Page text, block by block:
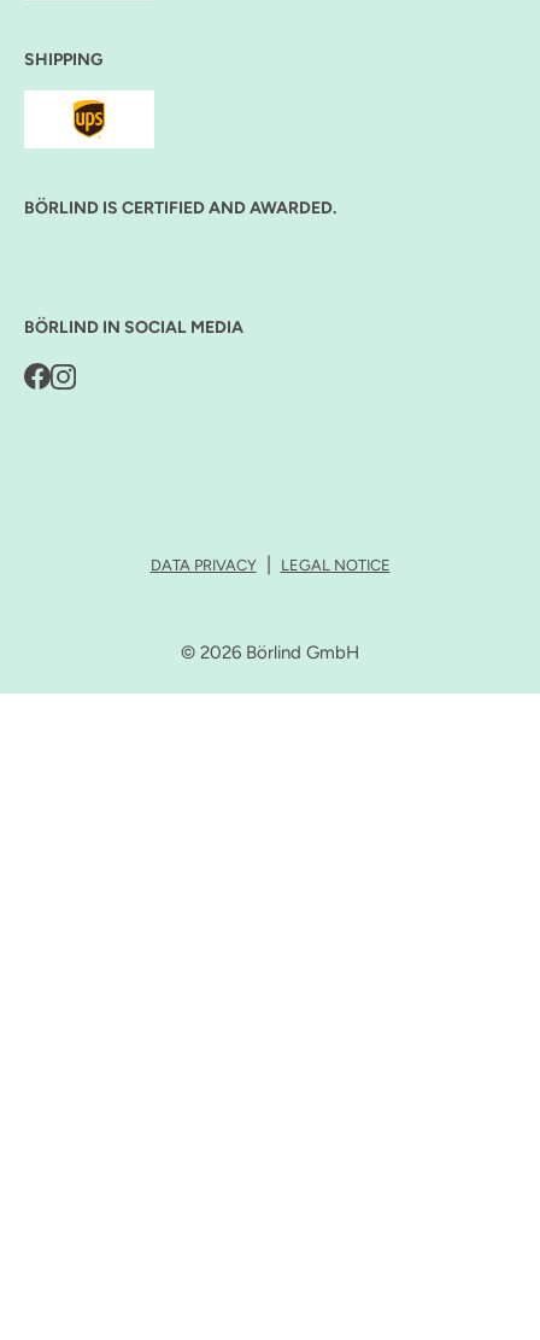
SHIPPING
BÖRLIND IS CERTIFIED AND AWARDED.
BÖRLIND IN SOCIAL MEDIA
DATA PRIVACY LEGAL NOTICE
© 2026 Börlind GmbH